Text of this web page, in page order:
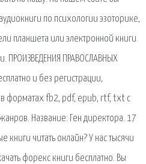
по психологии эзоторике,
планшета или электронной книги.
ПРОИЗВЕДЕНИЯ ПРАВОСЛАВНЫХ
и без регистрации,
в форматах fb2, pdf, epub, rtf, txt с
Название: Ген директора. 17
читать онлайн? У нас тысячи
форекс книги бесплатно. Вы